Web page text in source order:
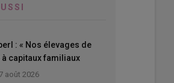
: « Nos élevages de
capitaux familiaux
pouvoir s’agrandir »
août 2026